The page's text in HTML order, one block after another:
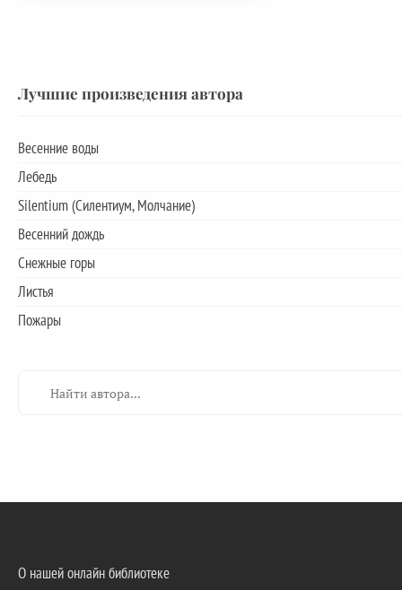
Лучшие произведения автора
Весенние воды
Лебедь
Silentium (Силентиум, Молчание)
Весенний дождь
Снежные горы
Листья
Пожары
О нашей онлайн библиотеке